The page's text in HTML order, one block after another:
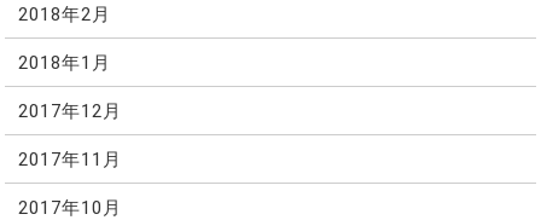
2018年2月
2018年1月
2017年12月
2017年11月
2017年10月